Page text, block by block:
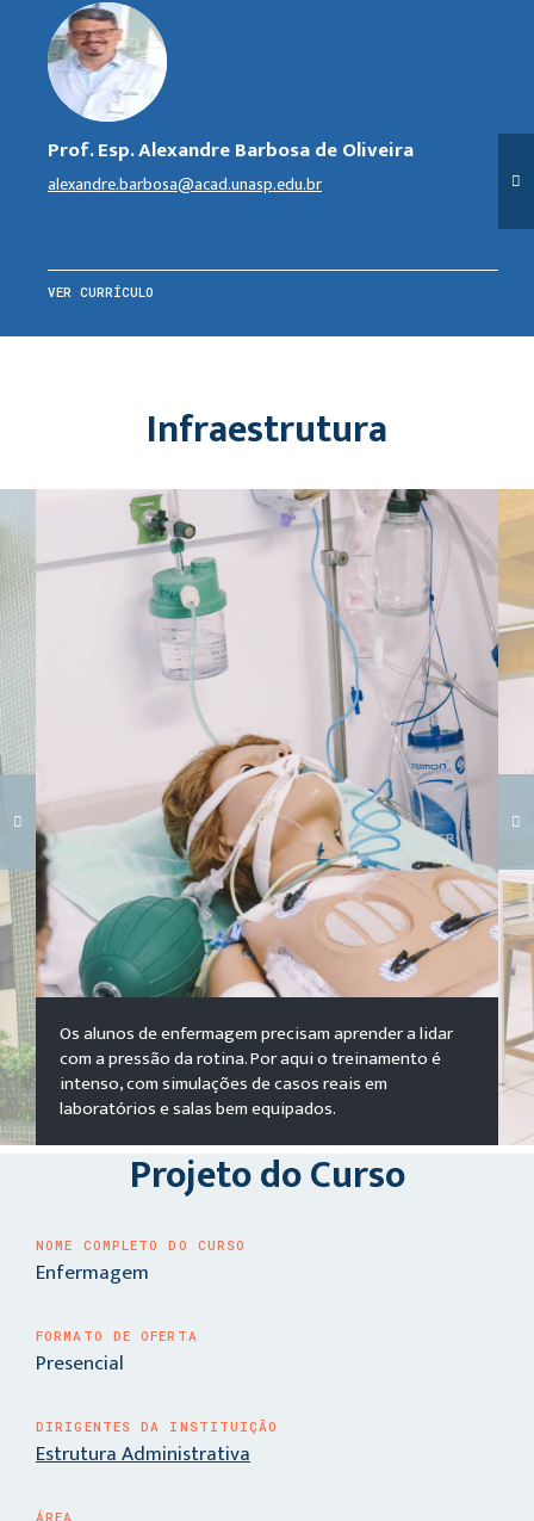
Prof. Esp. Alexandre Barbosa de Oliveira
alexandre.barbosa@acad.unasp.edu.br
VER CURRÍCULO
Infraestrutura
Carregando galeria...
Os alunos de enfermagem precisam aprender a lidar
com a pressão da rotina. Por aqui o treinamento é
intenso, com simulações de casos reais em
laboratórios e salas bem equipados.
Projeto do Curso
NOME COMPLETO DO CURSO
Enfermagem
FORMATO DE OFERTA
Presencial
DIRIGENTES DA INSTITUIÇÃO
Estrutura Administrativa
ÁREA